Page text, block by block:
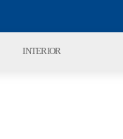
INTERIOR